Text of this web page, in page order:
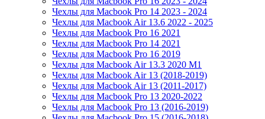
Чехлы для Macbook Pro 14 2023 - 2024
Чехлы для Macbook Air 13.6 2022 - 2025
Чехлы для Macbook Pro 16 2021
Чехлы для Macbook Pro 14 2021
Чехлы для Macbook Pro 16 2019
Чехлы для Macbook Air 13.3 2020 M1
Чехлы для Macbook Air 13 (2018-2019)
Чехлы для Macbook Air 13 (2011-2017)
Чехлы для Macbook Pro 13 2020-2022
Чехлы для Macbook Pro 13 (2016-2019)